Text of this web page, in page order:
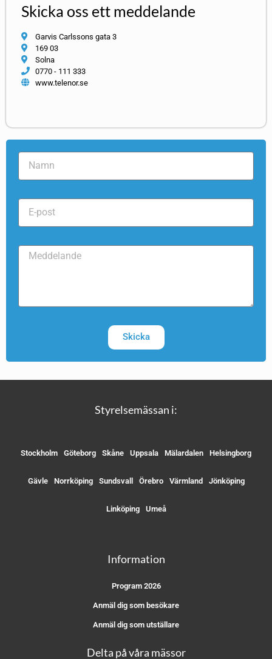
Skicka oss ett meddelande
Garvis Carlssons gata 3
169 03
Solna
0770 - 111 333
www.telenor.se
Skicka
Styrelsemässan i:
Stockholm Göteborg Skåne Uppsala Mälardalen Helsingborg
Gävle Norrköping Sundsvall Örebro Värmland Jönköping
Linköping Umeå
Information
Program 2026
Anmäl dig som besökare
Anmäl dig som utställare
Delta på våra mässor